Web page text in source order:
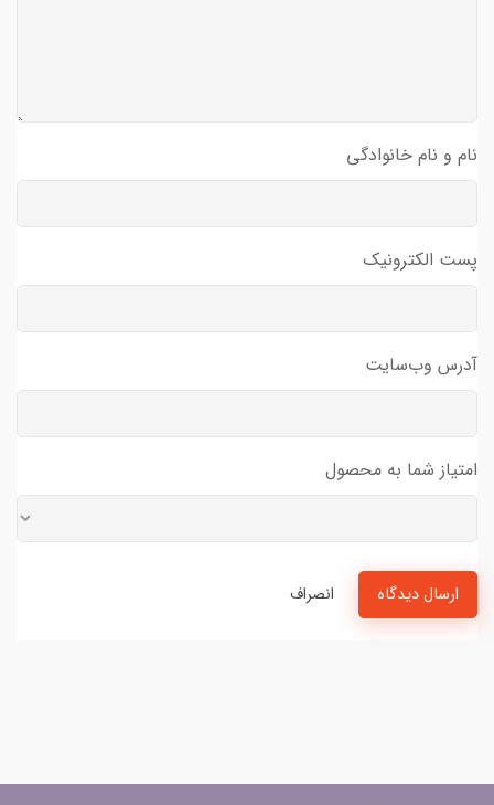
نام و نام خانوادگی
پست الکترونیک
آدرس وب‌سایت
امتیاز شما به محصول
ارسال دیدگاه انصراف